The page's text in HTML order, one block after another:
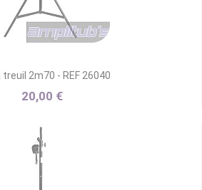
treuil 2m70 - REF 26040
20,00 €